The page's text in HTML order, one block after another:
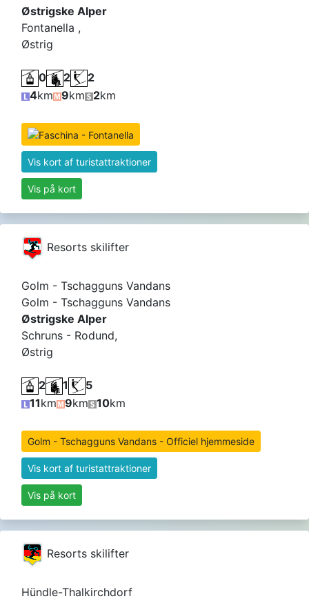
Østrigske Alper
Fontanella ,
Østrig
0 2
2
4km 9km 2km
Vis kort af turistattraktioner
Vis på kort
Resorts skilifter
Golm - Tschagguns Vandans
Golm - Tschagguns Vandans
Østrigske Alper
Schruns - Rodund,
Østrig
2 1
5
11km 9km 10km
Golm - Tschagguns Vandans - Officiel hjemmeside
Vis kort af turistattraktioner
Vis på kort
Resorts skilifter
Hündle-Thalkirchdorf